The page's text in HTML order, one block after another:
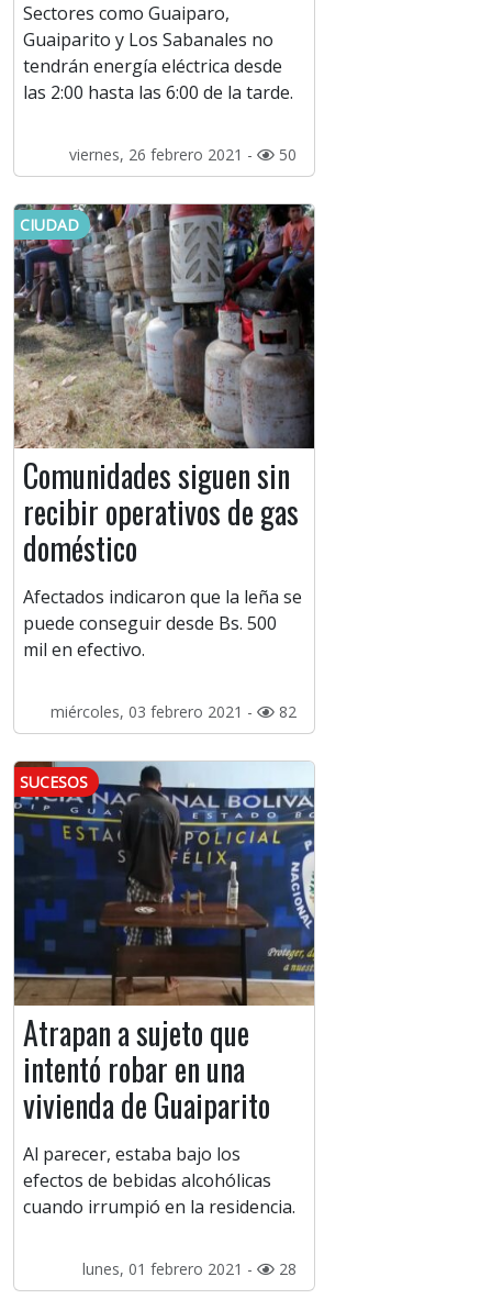
Sectores como Guaiparo,
Guaiparito y Los Sabanales no
tendrán energía eléctrica desde
las 2:00 hasta las 6:00 de la tarde.
viernes, 26 febrero 2021 - 50
CIUDAD
Comunidades siguen sin
recibir operativos de gas
doméstico
Afectados indicaron que la leña se
puede conseguir desde Bs. 500
mil en efectivo.
miércoles, 03 febrero 2021 - 82
SUCESOS
Atrapan a sujeto que
intentó robar en una
vivienda de Guaiparito
Al parecer, estaba bajo los
efectos de bebidas alcohólicas
cuando irrumpió en la residencia.
lunes, 01 febrero 2021 - 28